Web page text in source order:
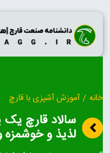
Skip
content
خانه / آموزش آشپزی با قارچ
سالاد قارچ
لذیذ و خوشمزه